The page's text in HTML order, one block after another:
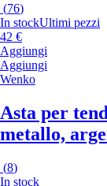
(76)
In stockUltimi pezzi
42 €
Aggiungi
Aggiungi
Wenko
Asta per
metallo,
(8)
In stock